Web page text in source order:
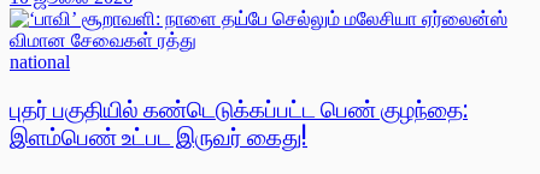
national
புதர் பகுதியில் கண்டெடுக்கப்பட்ட பெண் குழந்தை:
இளம்பெண் உட்பட இருவர் கைது!